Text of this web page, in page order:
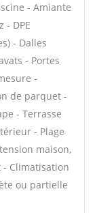
- Amiante
- DPE
- Dalles
- Portes
-
de parquet -
- Terrasse
- Plage
maison,
- Climatisation
ou partielle